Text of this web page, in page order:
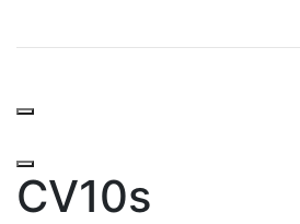
CV10s